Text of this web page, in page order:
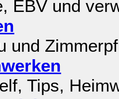
EBV und
und
Tips,